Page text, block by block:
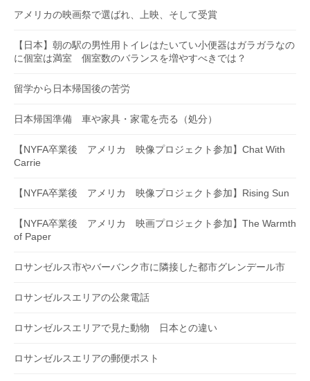
アメリカの映画祭で選ばれ、上映、そして受賞
【日本】朝の駅の男性用トイレはたいてい小便器はガラガラなの
に個室は満室 個室数のバランスを増やすべきでは？
留学から日本帰国後の苦労
日本帰国準備 車や家具・家電を売る（処分）
【NYFA卒業後 アメリカ 映像プロジェクト参加】Chat With
Carrie
【NYFA卒業後 アメリカ 映像プロジェクト参加】Rising Sun
【NYFA卒業後 アメリカ 映画プロジェクト参加】The Warmth
of Paper
ロサンゼルス市やバーバンク市に隣接した都市グレンデール市
ロサンゼルスエリアの公衆電話
ロサンゼルスエリアで見た動物 日本との違い
ロサンゼルスエリアの郵便ポスト